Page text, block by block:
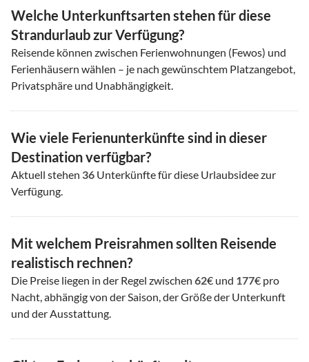
Welche Unterkunftsarten stehen für diese
Strandurlaub zur Verfügung?
Reisende können zwischen Ferienwohnungen (Fewos) und
Ferienhäusern wählen – je nach gewünschtem Platzangebot,
Privatsphäre und Unabhängigkeit.
Wie viele Ferienunterkünfte sind in dieser
Destination verfügbar?
Aktuell stehen 36 Unterkünfte für diese Urlaubsidee zur
Verfügung.
Mit welchem Preisrahmen sollten Reisende
realistisch rechnen?
Die Preise liegen in der Regel zwischen 62€ und 177€ pro
Nacht, abhängig von der Saison, der Größe der Unterkunft
und der Ausstattung.